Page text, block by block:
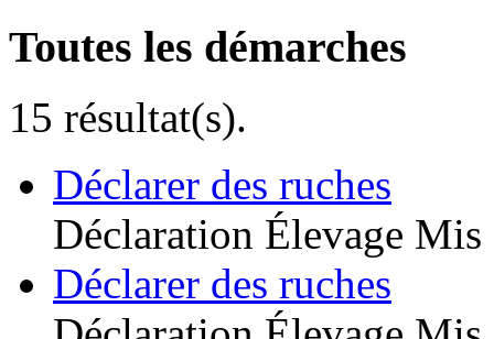
Toutes les démarches
15 résultat(s).
Déclarer des ruches
Déclaration Élevage Mis
Déclarer des ruches